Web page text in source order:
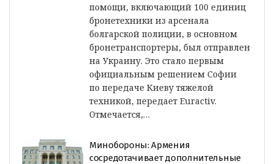
помощи, включающий 100 единиц
бронетехники из арсенала
болгарской полиции, в основном
бронетранспортеры, был отправлен
на Украину. Это стало первым
официальным решением Софии
по передаче Киеву тяжелой
техникой, передает Euractiv.
Отмечается,…
Минобороны: Армения
сосредотачивает дополнительные